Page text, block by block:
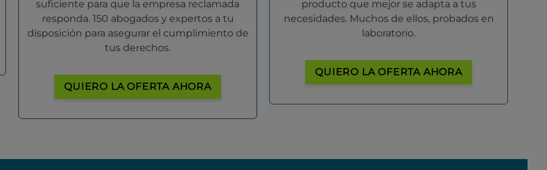
suficiente para que la empresa reclamada
responda. 150 abogados y expertos a tu
disposición para asegurar el cumplimiento de
tus derechos.
QUIERO LA OFERTA AHORA
producto que mejor se adapta a tus
necesidades. Muchos de ellos, probados en
laboratorio.
QUIERO LA OFERTA AHORA